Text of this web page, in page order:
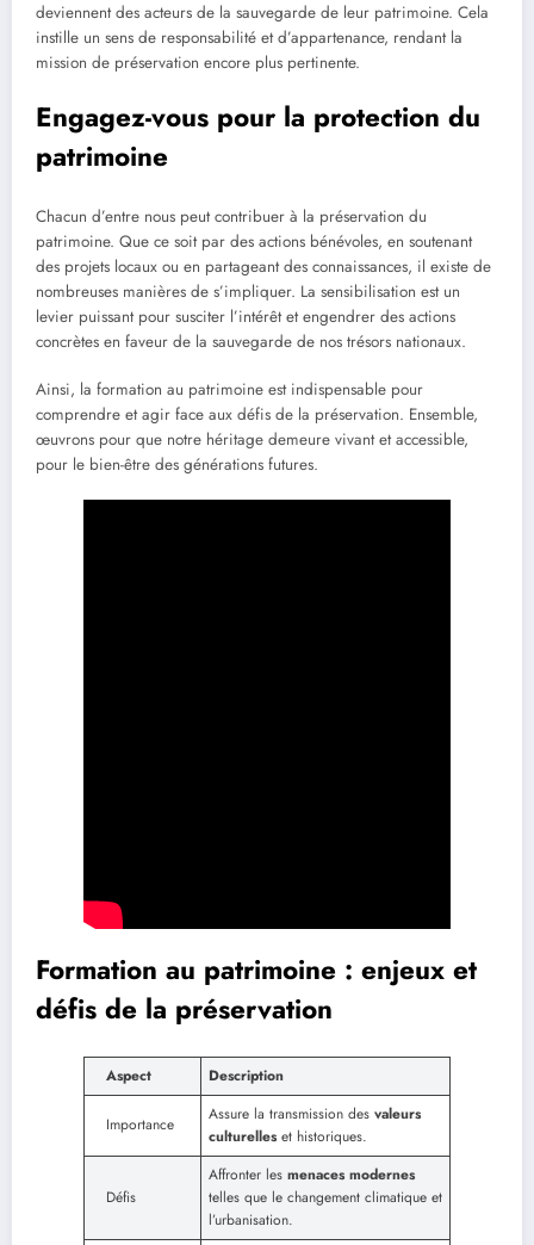
deviennent des acteurs de la sauvegarde de leur patrimoine. Cela
instille un sens de responsabilité et d’appartenance, rendant la
mission de préservation encore plus pertinente.
Engagez-vous pour la protection du
patrimoine
Chacun d’entre nous peut contribuer à la préservation du
patrimoine. Que ce soit par des actions bénévoles, en soutenant
des projets locaux ou en partageant des connaissances, il existe de
nombreuses manières de s’impliquer. La sensibilisation est un
levier puissant pour susciter l’intérêt et engendrer des actions
concrètes en faveur de la sauvegarde de nos trésors nationaux.
Ainsi, la formation au patrimoine est indispensable pour
comprendre et agir face aux défis de la préservation. Ensemble,
œuvrons pour que notre héritage demeure vivant et accessible,
pour le bien-être des générations futures.
Formation au patrimoine : enjeux et
défis de la préservation
Aspect Description
Importance Assure la transmission des valeurs
culturelleset historiques.
Défis
Affronter les menaces modernes
telles que le changement climatique et
l’urbanisation.